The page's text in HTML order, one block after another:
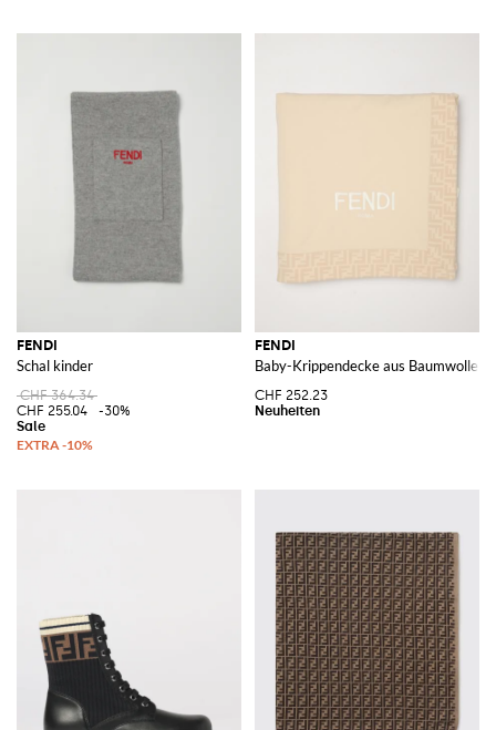
FENDI
Schal kinder
CHF 364.34
CHF 255.04
-30%
FENDI
Baby-Krippendecke aus Baumwolle
CHF 252.23